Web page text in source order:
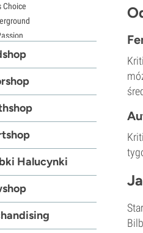
Choice
Seeds
Seeds
Green
Matic
Halucynki